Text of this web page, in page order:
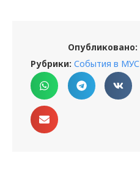
Опубликовано:
Рубрики: События в МУС